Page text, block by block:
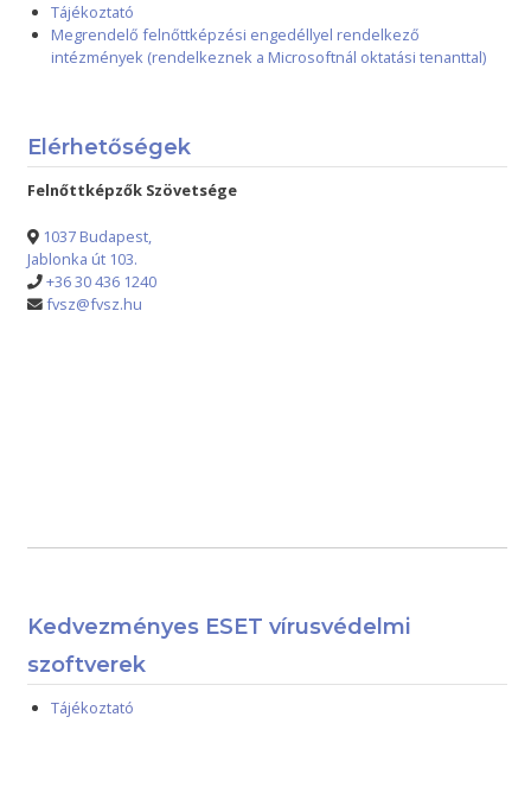
Tájékoztató
Megrendelő felnőttképzési engedéllyel rendelkező
intézmények (rendelkeznek a Microsoftnál oktatási tenanttal)
Elérhetőségek
Felnőttképzők Szövetsége
1037 Budapest,
Jablonka út 103.
+36 30 436 1240
fvsz@fvsz.hu
Kedvezményes ESET vírusvédelmi
szoftverek
Tájékoztató